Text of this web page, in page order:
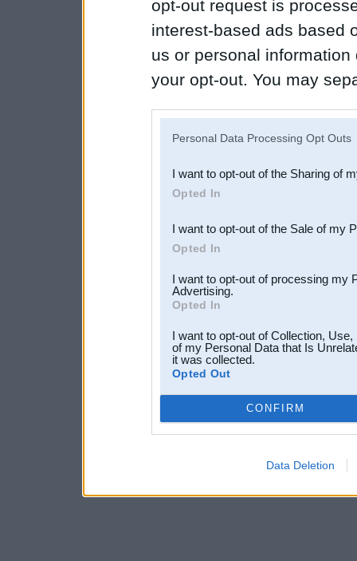
opt-out request is
interest-based ads based
us or personal
your opt-out. You may
Downstream Participants
third parties.
Personal Data Processing Opt Outs
I want to opt-out of the Sharing of
Opted In
I want to opt-out of the Sale of my
Opted In
I want to opt-out of processing my
Advertising.
Opted In
I want to opt-out of Collection,
of my Personal Data that Is
it was collected.
Opted Out
CONFIRM
Data Deletion